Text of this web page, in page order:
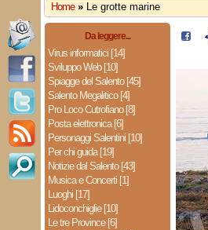
Home » Le grotte marine
Da leggere...
Virus informatici [14]
Sviluppo Web [10]
Spiagge del Salento [45]
Salento Megalitico [4]
Pro Loco Cutrofiano [8]
Posta elettronica [6]
Personaggi Salentini [10]
Per chi guida [19]
Notizie dal Salento [43]
Musica e Concerti [1]
Luoghi [17]
Lidoconchiglie [10]
Le tre Province [6]